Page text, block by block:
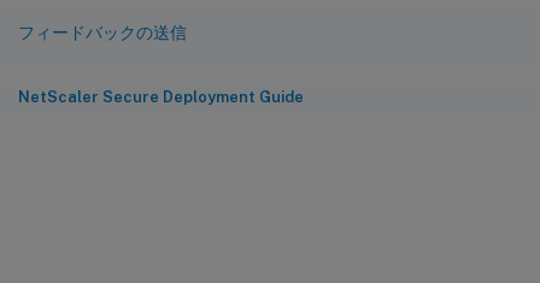
フィードバックの送信
NetScaler Secure Deployment Guide